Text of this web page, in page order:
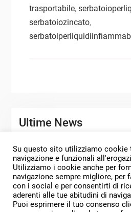
trasportabile,
serbatoiozincato,
Ultime News
SERBATOI DI STOCCAGGIO
MORO SERBATOI
SERENO E PROSPERO
Su questo sito utilizziamo cookie
navigazione e funzionali
Utilizziamo i cookie anche per
navigazione sempre migliore, per
con i social e per consentirti di
aderenti alle tue abitudini di
Puoi esprimere il tuo consenso